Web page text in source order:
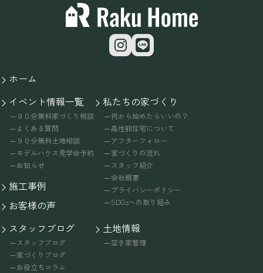
ホーム
イベント情報一覧
９０分無料家づくり相談
よくある質問
９０分無料土地相談
モデルハウス見学会予約
お知らせ
施工事例
お客様の声
私たちの家づくり
何から始めたらいいの？
高性能住宅について
アフターフォロー
家づくりの流れ
スタッフ紹介
会社概要
プライバシーポリシー
SDGsへの取り組み
スタッフブログ
スタッフブログ
家づくりブログ
お役立ちコラム
土地情報
空き家管理